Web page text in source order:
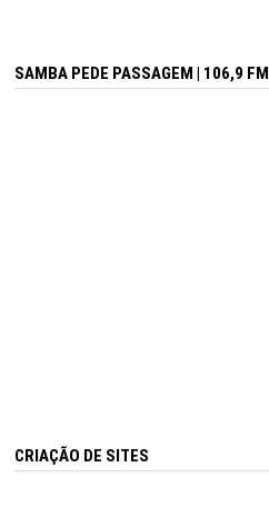
SAMBA PEDE PASSAGEM | 106,9 FM
CRIAÇÃO DE SITES